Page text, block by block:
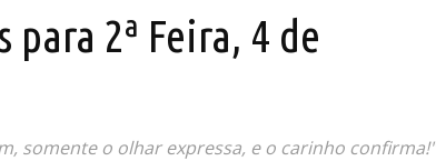
para 2ª Feira, 4 de
somente o olhar expressa, e o carinho confirma!"